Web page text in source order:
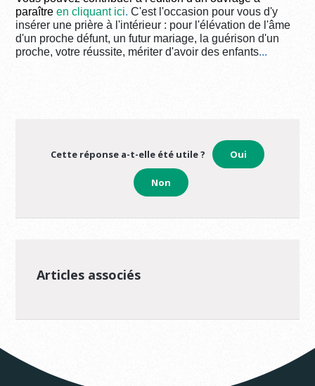
paraîtreen cliquant ici.C'est l'occasion pour vousd'y
insérer une prière à l'intérieur : pour l'élévation de l'âme
d'un proche défunt, un futur mariage, la guérison d'un
proche, votre réussite, mériter d'avoir des enfants...
Cette réponse a-t-elle été utile ? Oui
Non
Articles associés